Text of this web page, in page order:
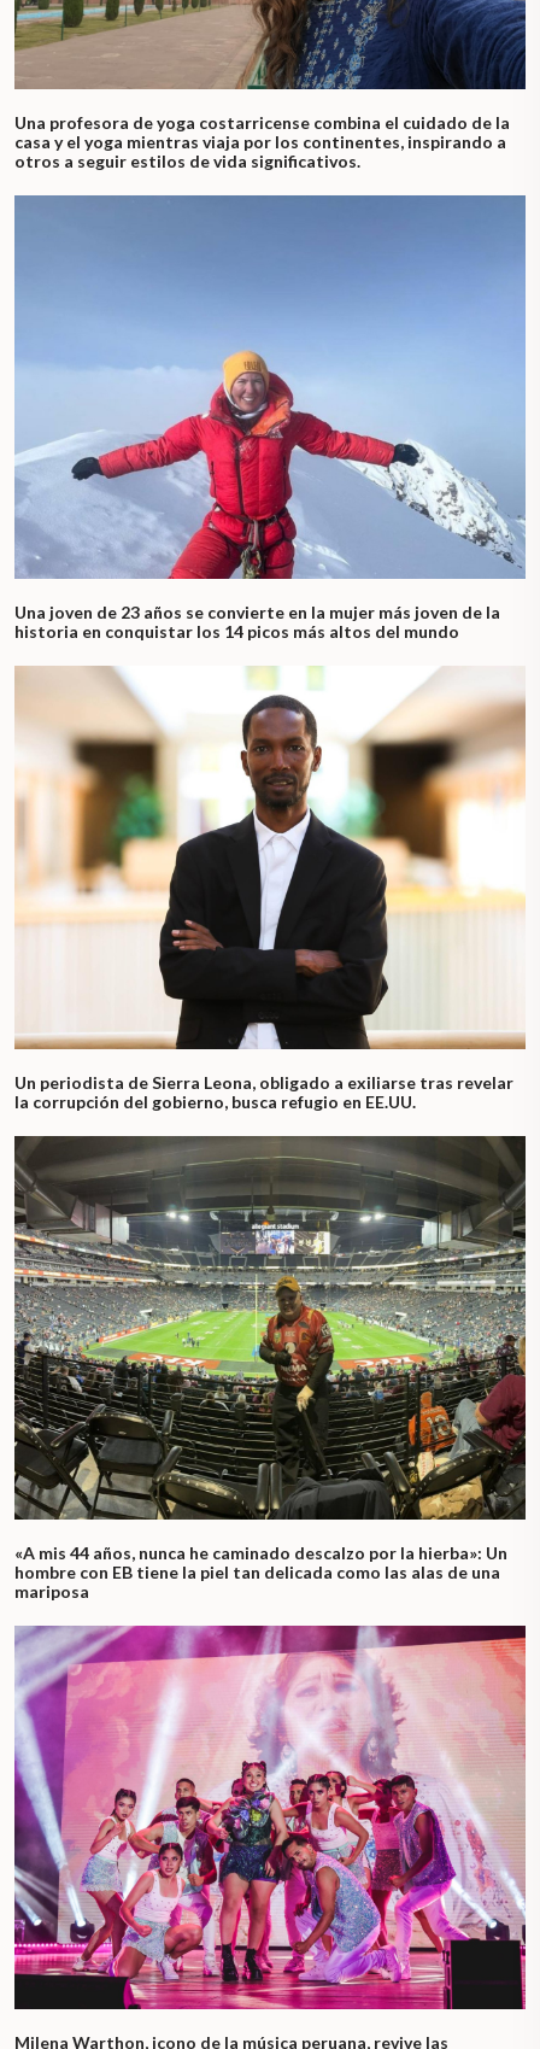
Una profesora de yoga costarricense combina el cuidado de la
casa y el yoga mientras viaja por los continentes, inspirando a
otros a seguir estilos de vida significativos.
Una joven de 23 años se convierte en la mujer más joven de la
historia en conquistar los 14 picos más altos del mundo
Un periodista de Sierra Leona, obligado a exiliarse tras revelar
la corrupción del gobierno, busca refugio en EE.UU.
«A mis 44 años, nunca he caminado descalzo por la hierba»: Un
hombre con EB tiene la piel tan delicada como las alas de una
mariposa
Milena Warthon, icono de la música peruana, revive las